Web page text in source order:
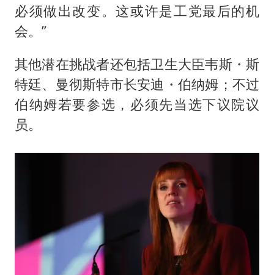
必须做出改变。这或许是工党最后的机
会。”
其他潜在挑战者还包括卫生大臣韦斯・斯
特廷、曼彻斯特市长安迪・伯纳姆；不过
伯纳姆若要参选，必须先当选下议院议
员。